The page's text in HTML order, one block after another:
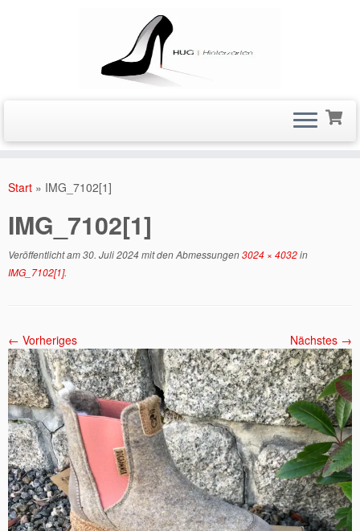
Inhalt
Start » IMG_7102[1]
IMG_7102[1]
Veröffentlicht am30. Juli 2024mit den Abmessungen3024 × 4032in
IMG_7102[1].
← Vorheriges Nächstes →